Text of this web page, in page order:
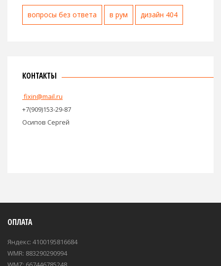
вопросы без ответа в рум дизайн 404
КОНТАКТЫ
fixin@mail.ru
+7(909)153-29-87
Осипов Сергей
ОПЛАТА
Яндекс: 4100195816684
WMR: 883290290994